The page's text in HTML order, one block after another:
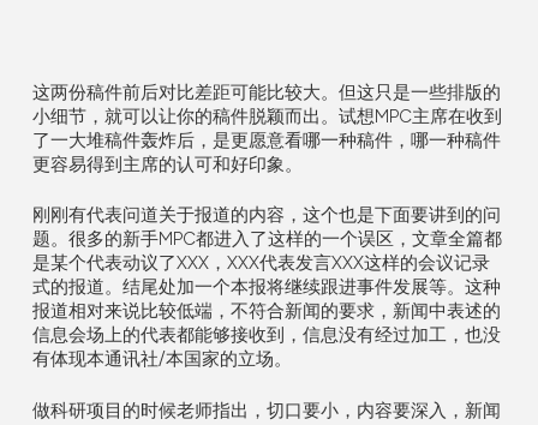
这两份稿件前后对比差距可能比较大。但这只是一些排版的
小细节，就可以让你的稿件脱颖而出。试想MPC主席在收到
了一大堆稿件轰炸后，是更愿意看哪一种稿件，哪一种稿件
更容易得到主席的认可和好印象。
刚刚有代表问道关于报道的内容，这个也是下面要讲到的问
题。很多的新手MPC都进入了这样的一个误区，文章全篇都
是某个代表动议了XXX，XXX代表发言XXX这样的会议记录
式的报道。结尾处加一个本报将继续跟进事件发展等。这种
报道相对来说比较低端，不符合新闻的要求，新闻中表述的
信息会场上的代表都能够接收到，信息没有经过加工，也没
有体现本通讯社/本国家的立场。
做科研项目的时候老师指出，切口要小，内容要深入，新闻